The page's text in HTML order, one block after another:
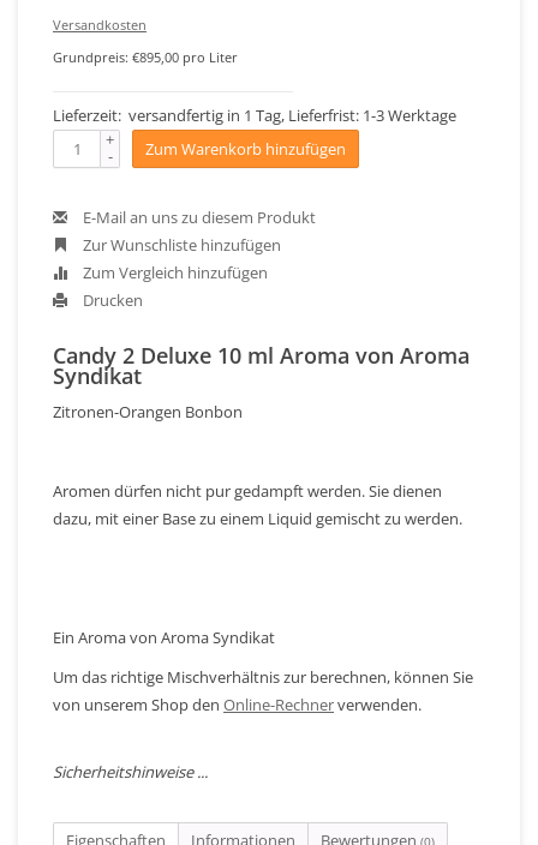
Versandkosten
Grundpreis: €895,00 pro Liter
Lieferzeit: versandfertig in 1 Tag, Lieferfrist: 1-3 Werktage
+
- Zum Warenkorb hinzufügen
E-Mail an uns zu diesem Produkt
Zur Wunschliste hinzufügen
Zum Vergleich hinzufügen
Drucken
Candy 2 Deluxe 10 ml Aroma von Aroma
Syndikat
Zitronen-Orangen Bonbon
Aromen dürfen nicht pur gedampft werden. Sie dienen
dazu, mit einer Base zu einem Liquid gemischt zu werden.
Ein Aroma von Aroma Syndikat
Um das richtige Mischverhältnis zur berechnen, können Sie
von unserem Shop den Online-Rechnerverwenden.
Sicherheitshinweise ...
Eigenschaften Informationen Bewertungen (0)